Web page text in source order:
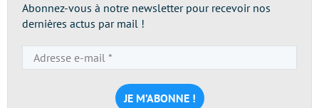
Abonnez-vous à notre newsletter pour recevoir nos
dernières actus par mail !
e-
mail
*